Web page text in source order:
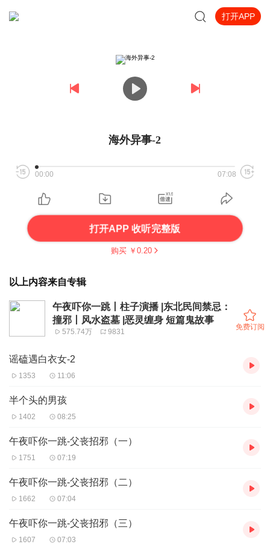
打开APP
海外异事-2
00:00 07:08
打开APP 收听完整版
购买 ￥ 0.20
以上内容来自专辑
午夜吓你一跳丨柱子演播 |东北民间禁忌：
撞邪丨风水盗墓 |恶灵缠身 短篇鬼故事
575.74万 9831
免费订阅
谣磕遇白衣女-2
1353 11:06
半个头的男孩
1402 08:25
午夜吓你一跳-父丧招邪（一）
1751 07:19
午夜吓你一跳-父丧招邪（二）
1662 07:04
午夜吓你一跳-父丧招邪（三）
1607 07:03